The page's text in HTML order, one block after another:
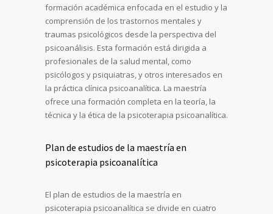
formación académica enfocada en el estudio y la
comprensión de los trastornos mentales y
traumas psicológicos desde la perspectiva del
psicoanálisis. Esta formación está dirigida a
profesionales de la salud mental, como
psicólogos y psiquiatras, y otros interesados en
la práctica clínica psicoanalítica. La maestría
ofrece una formación completa en la teoría, la
técnica y la ética de la psicoterapia psicoanalítica.
Plan de estudios de la maestría en
psicoterapia psicoanalítica
El plan de estudios de la maestría en
psicoterapia psicoanalítica se divide en cuatro